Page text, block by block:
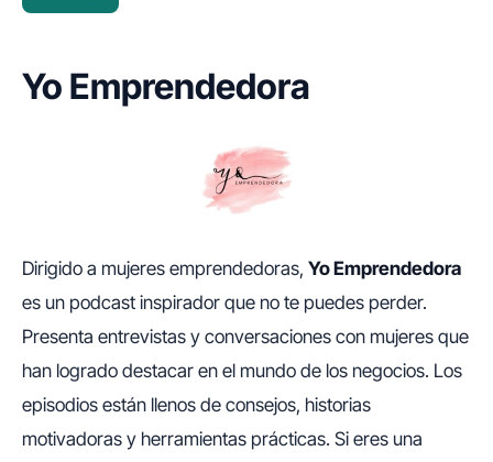
Yo Emprendedora
Dirigido a mujeres emprendedoras, Yo Emprendedora
es un podcast inspirador que no te puedes perder.
Presenta entrevistas y conversaciones con mujeres que
han logrado destacar en el mundo de los negocios. Los
episodios están llenos de consejos, historias
motivadoras y herramientas prácticas. Si eres una